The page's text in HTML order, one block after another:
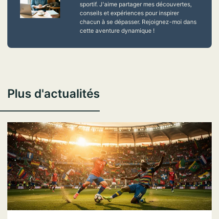
sportif. J'aime partager mes découvertes,
conseils et expériences pour inspirer
chacun à se dépasser. Rejoignez-moi dans
cette aventure dynamique !
Plus d'actualités